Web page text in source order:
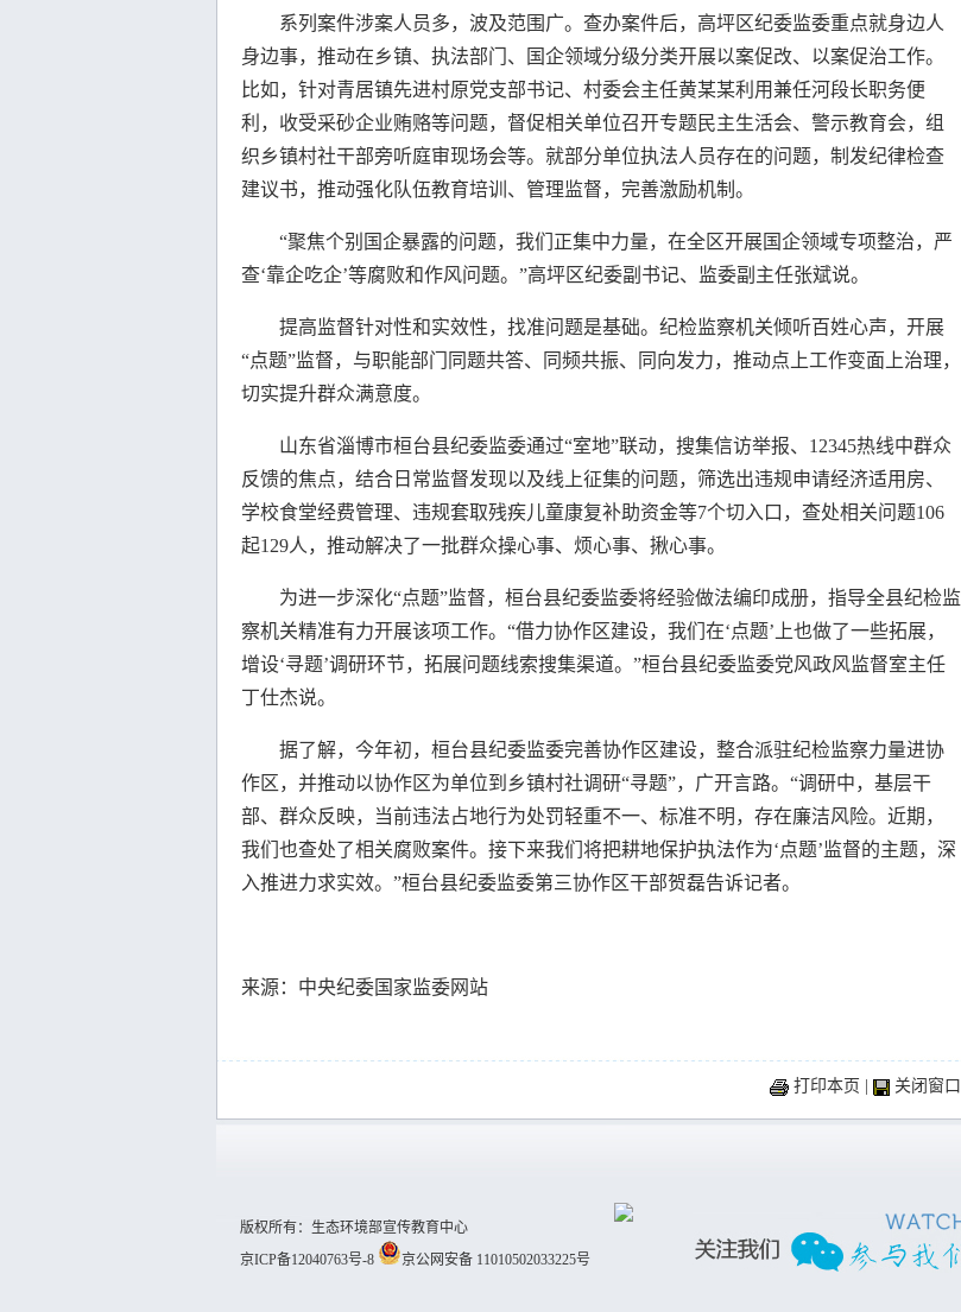
系列案件涉案人员多，波及范围广。查办案件后，高坪区纪委监委重点就身边人
身边事，推动在乡镇、执法部门、国企领域分级分类开展以案促改、以案促治工作。
比如，针对青居镇先进村原党支部书记、村委会主任黄某某利用兼任河段长职务便
利，收受采砂企业贿赂等问题，督促相关单位召开专题民主生活会、警示教育会，组
织乡镇村社干部旁听庭审现场会等。就部分单位执法人员存在的问题，制发纪律检查
建议书，推动强化队伍教育培训、管理监督，完善激励机制。
“聚焦个别国企暴露的问题，我们正集中力量，在全区开展国企领域专项整治，严
查‘靠企吃企’等腐败和作风问题。”高坪区纪委副书记、监委副主任张斌说。
提高监督针对性和实效性，找准问题是基础。纪检监察机关倾听百姓心声，开展
“点题”监督，与职能部门同题共答、同频共振、同向发力，推动点上工作变面上治理，
切实提升群众满意度。
山东省淄博市桓台县纪委监委通过“室地”联动，搜集信访举报、12345热线中群众
反馈的焦点，结合日常监督发现以及线上征集的问题，筛选出违规申请经济适用房、
学校食堂经费管理、违规套取残疾儿童康复补助资金等7个切入口，查处相关问题106
起129人，推动解决了一批群众操心事、烦心事、揪心事。
为进一步深化“点题”监督，桓台县纪委监委将经验做法编印成册，指导全县纪检监
察机关精准有力开展该项工作。“借力协作区建设，我们在‘点题’上也做了一些拓展，
增设‘寻题’调研环节，拓展问题线索搜集渠道。”桓台县纪委监委党风政风监督室主任
丁仕杰说。
据了解，今年初，桓台县纪委监委完善协作区建设，整合派驻纪检监察力量进协
作区，并推动以协作区为单位到乡镇村社调研“寻题”，广开言路。“调研中，基层干
部、群众反映，当前违法占地行为处罚轻重不一、标准不明，存在廉洁风险。近期，
我们也查处了相关腐败案件。接下来我们将把耕地保护执法作为‘点题’监督的主题，深
入推进力求实效。”桓台县纪委监委第三协作区干部贺磊告诉记者。
来源：中央纪委国家监委网站
打印本页 关闭窗口
版权所有：生态环境部宣传教育中心
京ICP备12040763号-8
京公网安备 11010502033225号